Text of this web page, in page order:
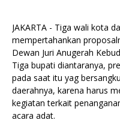
JAKARTA - Tiga wali kota
mempertahankan
Dewan Juri Anugerah
Tiga bupati diantaranya,
pada saat itu yag
daerahnya, karena harus
kegiatan terkait
acara adat.